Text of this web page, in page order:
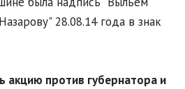
28.08.14 года в знак
акцию против губернатора и